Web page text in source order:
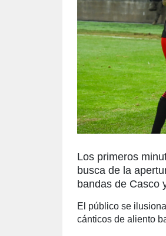
Los primeros
busca de la
bandas de Casco
El público se
cánticos de aliento